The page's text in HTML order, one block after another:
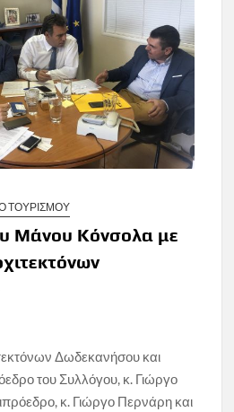
ΤΟΥΡΙΣΜΟΥ
Μάνου Κόνσολα με
Δωδεκανήσου και
του Συλλόγου, κ. Γιώργο
κ. Γιώργο Περνάρη και